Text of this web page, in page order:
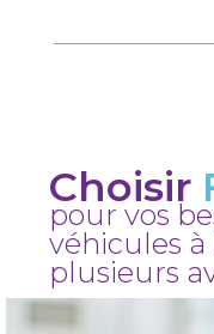
Choisir
pour vos
véhicules
plusieurs